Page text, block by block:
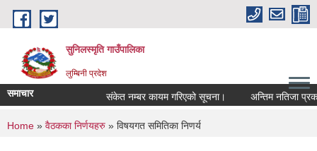
Skip to main content
सुनिलस्मृति गाउँपालिका
लुम्बिनी प्रदेश
समाचार संकेत नम्बर कायम गरिएको सूचना। अन्तिम नतिजा
You are here
Home » वैठकका निर्णयहरु » विषयगत समितिका निणर्य